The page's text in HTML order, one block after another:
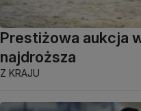
Prestiżowa aukcja
najdroższa
Z KRAJU